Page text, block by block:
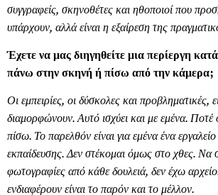
συγγραφείς, σκηνοθέτες και ηθοποιοί που
υπάρχουν, αλλά είναι η εξαίρεση της
Έχετε να μας διηγηθείτε μια περίεργη
πάνω στην σκηνή ή πίσω από την κάμερα;
Οι εμπειρίες, οι δύσκολες και προβληματικές,
διαμορφώνουν. Αυτό ισχύει και με εμένα.
πίσω. Το παρελθόν είναι για εμένα ένα
εκπαίδευσης. Δεν στέκομαι όμως στο χθες. Να
φωτογραφίες από κάθε δουλειά, δεν έχω
ενδιαφέρουν είναι το παρόν και το μέλλον.